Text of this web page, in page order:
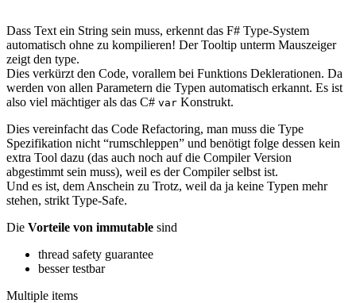
Dass Text ein String sein muss, erkennt das F# Type-System
automatisch ohne zu kompilieren! Der Tooltip unterm Mauszeiger
zeigt den type.
Dies verkürzt den Code, vorallem bei Funktions Deklerationen. Da
werden von allen Parametern die Typen automatisch erkannt. Es ist
also viel mächtiger als das C# var Konstrukt.
Dies vereinfacht das Code Refactoring, man muss die Type
Spezifikation nicht “rumschleppen” und benötigt folge dessen kein
extra Tool dazu (das auch noch auf die Compiler Version
abgestimmt sein muss), weil es der Compiler selbst ist.
Und es ist, dem Anschein zu Trotz, weil da ja keine Typen mehr
stehen, strikt Type-Safe.
Die Vorteile von immutable sind
thread safety guarantee
besser testbar
Multiple items